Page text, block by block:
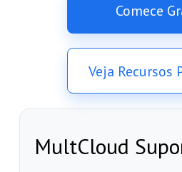
Comece
Veja Recursos
MultCloud